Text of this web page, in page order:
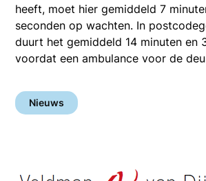
heeft, moet hier gemiddeld 7
seconden op wachten. In
duurt het gemiddeld 14 minuten en
voordat een ambulance voor de
Nieuws